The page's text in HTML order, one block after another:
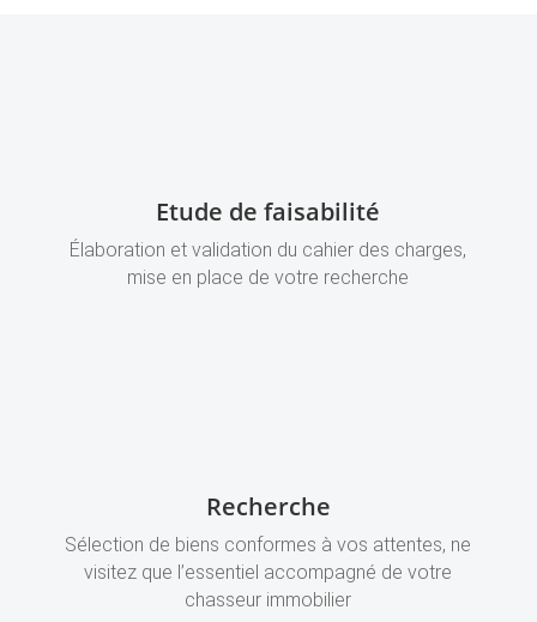
Etude de faisabilité
Élaboration et validation du cahier des charges,
mise en place de votre recherche
Recherche
Sélection de biens conformes à vos attentes, ne
visitez que l’essentiel accompagné de votre
chasseur immobilier